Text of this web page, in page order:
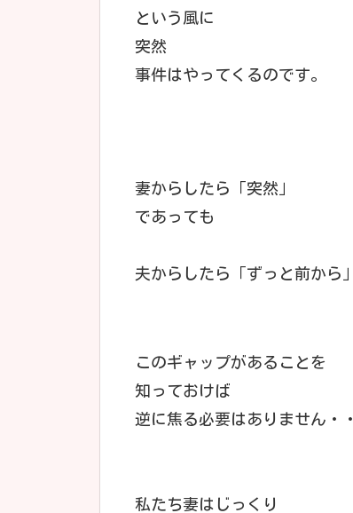
という風に
突然
事件はやってくるのです。
妻からしたら「突然」
であっても
夫からしたら「ずっと前から」
このギャップがあることを
知っておけば
逆に焦る必要はありません・・
私たち妻はじっくり